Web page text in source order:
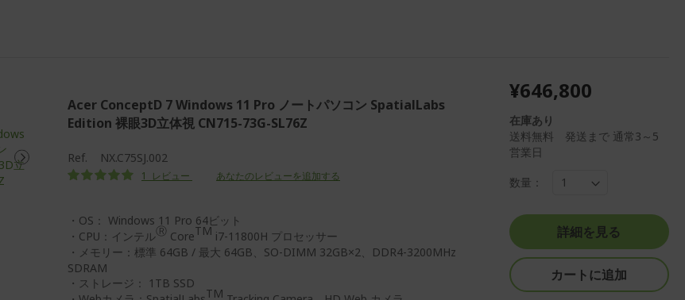
Acer ConceptD 7 Windows 11 Pro ノートパソコン SpatialLabs
Edition 裸眼3D立体視 CN715-73G-SL76Z
Ref.
NX.C75SJ.002
評価:
100
% of100
1 レビュー あなたのレビューを追加する
・OS： Windows 11 Pro 64ビット
・CPU：インテルⓇ CoreTM i7-11800H プロセッサー
・メモリー：標準 64GB / 最大 64GB、SO-DIMM 32GB×2、DDR4-3200MHz
SDRAM
・ストレージ： 1TB SSD
TM
¥646,800
在庫あり
送料無料 発送まで 通常3～5
営業日
数量：
詳細を見る
カートに追加